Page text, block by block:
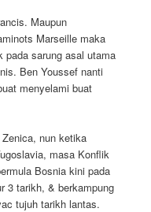
Maupun
Marseille maka
pada sarung asal utama
Ben Youssef nanti
menyelami buat
nun ketika
masa Konflik
Bosnia kini pada
3 tarikh, & berkampung
tujuh tarikh lantas.